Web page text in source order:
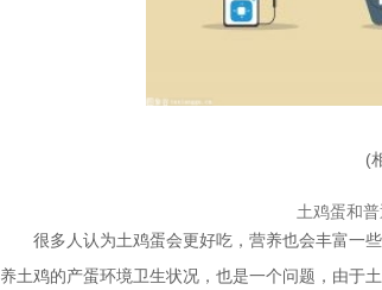
(
土鸡蛋和
很多人认为土鸡蛋会更好吃，营养也会丰富一
养土鸡的产蛋环境卫生状况，也是一个问题，由于